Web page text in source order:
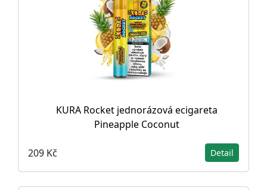
KURA Rocket jednorázová ecigareta
Pineapple Coconut
209 Kč Detail